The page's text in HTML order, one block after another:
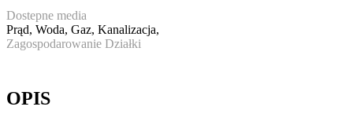
Dostepne media
Prąd, Woda, Gaz, Kanalizacja,
Zagospodarowanie Działki
OPIS